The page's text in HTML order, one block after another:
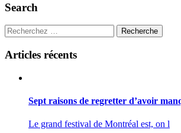
Search
Recherche
Articles récents
Sept raisons de regretter d’avoir
Le grand festival de Montréal est, on l